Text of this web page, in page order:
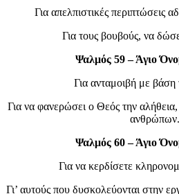
Για απελπιστικές περιπτώσεις
Για τους βουβούς, να
Ψαλμός 59 – Άγιο
Για ανταμοιβή με βάση
Για να φανερώσει ο Θεός την
ανθρώπων.
Ψαλμός 60 – Άγιο
Για να κερδίσετε
Γι’ αυτούς που δυσκολεύονται στην